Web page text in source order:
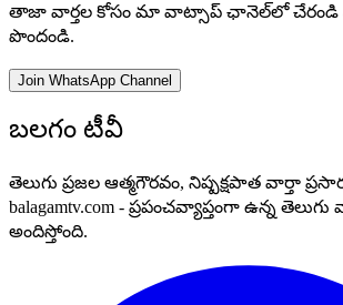
తాజా వార్తల కోసం మా వాట్సాప్ ఛానెల్‌లో చేరండి
పొందండి.
Join WhatsApp Channel
బలగం టీవీ
తెలుగు ప్రజల ఆత్మగౌరవం, నిష్పక్షపాత వార్తా
balagamtv.com - ప్రపంచవ్యాప్తంగా ఉన్న
అందిస్తోంది.